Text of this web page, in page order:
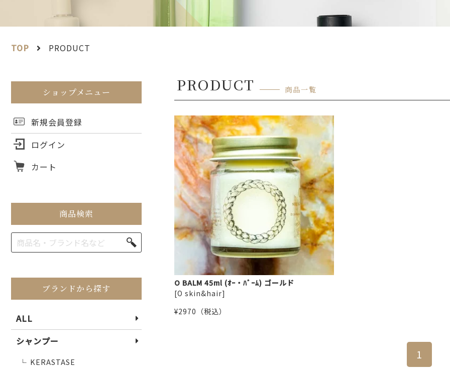
TOP PRODUCT
ショップメニュー
新規会員登録
ログイン
カート
商品検索
ブランドから探す
ALL
シャンプー
└ KERASTASE